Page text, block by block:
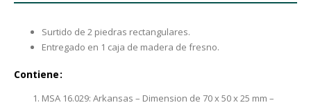
Surtido de 2 piedras rectangulares.
Entregado en 1 caja de madera de fresno.
Contiene:
MSA 16.029: Arkansas – Dimension de 70 x 50 x 25 mm –